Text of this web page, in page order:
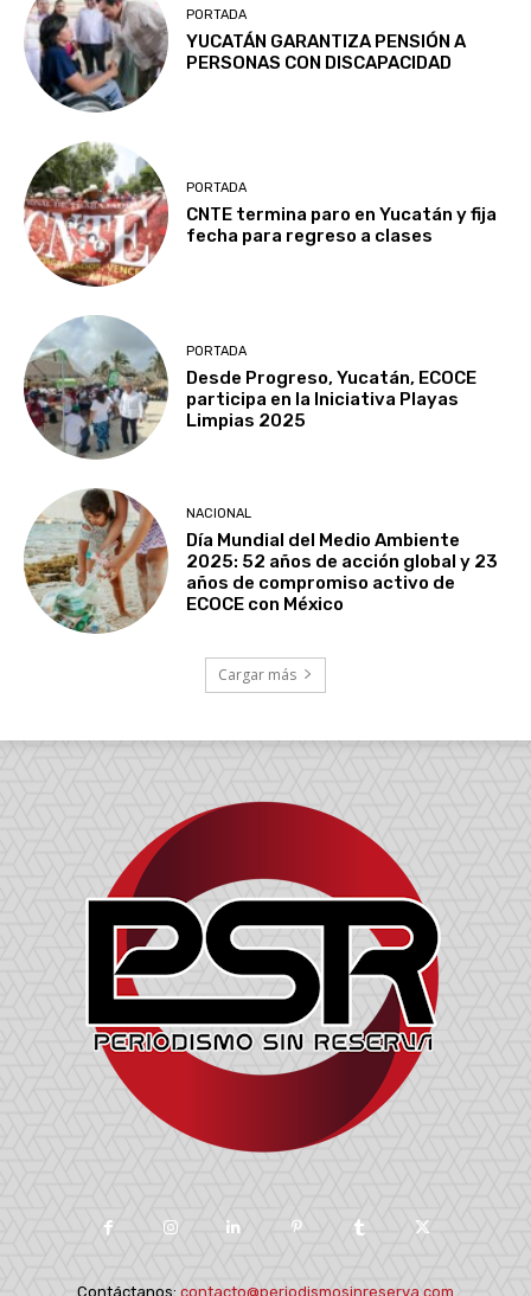
PORTADA
YUCATÁN GARANTIZA PENSIÓN A
PERSONAS CON DISCAPACIDAD
PORTADA
CNTE termina paro en Yucatán y fija
fecha para regreso a clases
PORTADA
Desde Progreso, Yucatán, ECOCE
participa en la Iniciativa Playas
Limpias 2025
NACIONAL
Día Mundial del Medio Ambiente
2025: 52 años de acción global y 23
años de compromiso activo de
ECOCE con México
Cargar más
Contáctanos: contacto@periodismosinreserva.com